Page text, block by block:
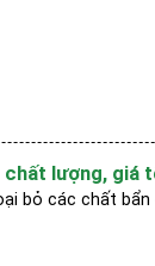
lượng, giá
bỏ các chất